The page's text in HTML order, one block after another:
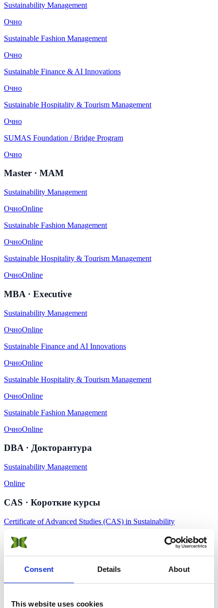
Consent Details About
This website uses cookies
Sustainability Management
Очно
Sustainable Fashion Management
Очно
Sustainable Finance & AI Innovations
Очно
Sustainable Hospitality & Tourism Management
Очно
SUMAS Foundation / Bridge Program
Очно
Master · MAM
Sustainability Management
ОчноOnline
Sustainable Fashion Management
ОчноOnline
Sustainable Hospitality & Tourism Management
ОчноOnline
MBA · Executive
Sustainability Management
ОчноOnline
Sustainable Finance and AI Innovations
ОчноOnline
Sustainable Hospitality & Tourism Management
ОчноOnline
Sustainable Fashion Management
ОчноOnline
DBA · Докторантура
Sustainability Management
Online
CAS · Короткие курсы
Certificate of Advanced Studies (CAS) in Sustainability
ОчноOnline
Короткие курсы (15 онлайн) →
Изучить
Все программы →Найти программу с помощью ИИПодать